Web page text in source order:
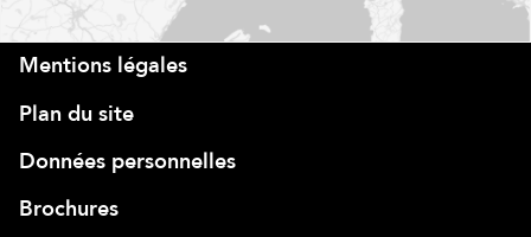
Mentions légales
Plan du site
Données personnelles
Brochures